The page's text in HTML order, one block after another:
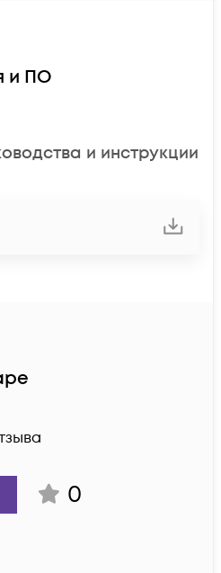
и ПО
и инструкции
0